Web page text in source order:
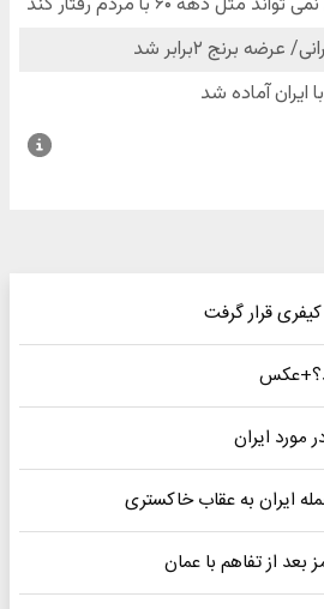
قرار گرفت
مورد ایران
ایران به عقاب خاکستری
از تفاهم با عمان